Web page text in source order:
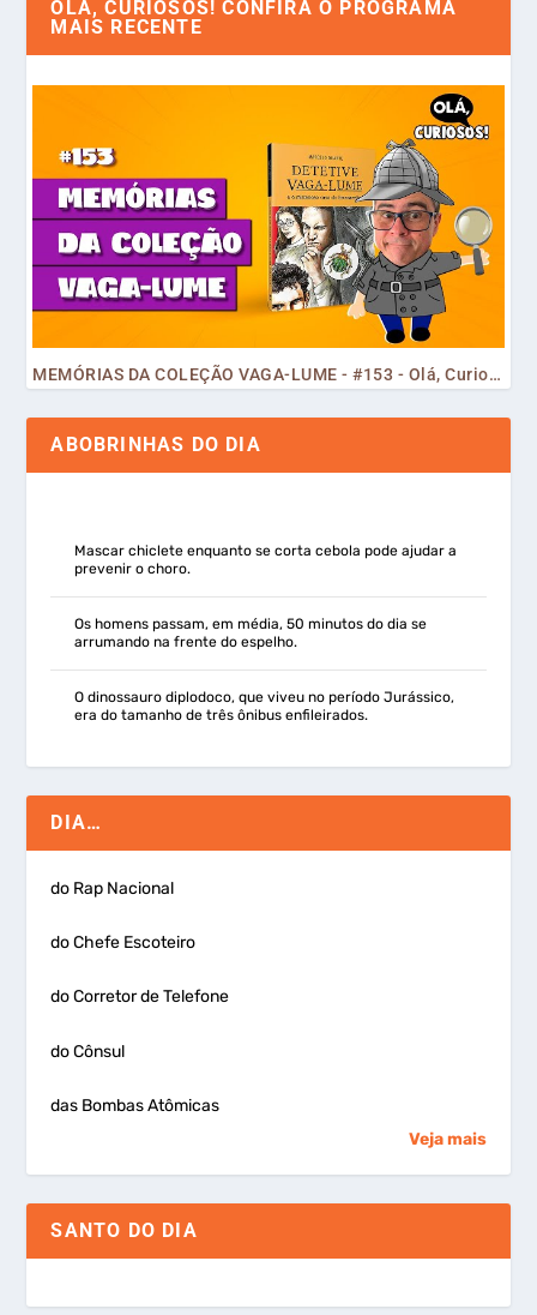
OLÁ, CURIOSOS! CONFIRA O PROGRAMA
MAIS RECENTE
MEMÓRIAS DA COLEÇÃO VAGA-LUME - #153 - Olá, Curiosos! 2023
ABOBRINHAS DO DIA
Mascar chiclete enquanto se corta cebola pode ajudar a
prevenir o choro.
Os homens passam, em média, 50 minutos do dia se
arrumando na frente do espelho.
O dinossauro diplodoco, que viveu no período Jurássico,
era do tamanho de três ônibus enfileirados.
DIA…
do Rap Nacional
do Chefe Escoteiro
do Corretor de Telefone
do Cônsul
das Bombas Atômicas
Veja mais
SANTO DO DIA